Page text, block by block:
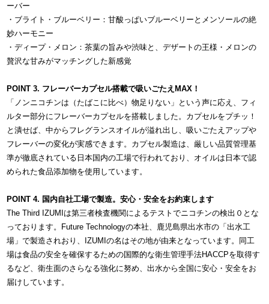
ーバー
・ブライト・ブルーベリー：甘酸っぱいブルーベリーとメンソールの絶
妙ハーモニー
・ディープ・メロン：茶葉の旨みや渋味と、デザートの王様・メロンの
贅沢な甘みがマッチングした新感覚
POINT 3. フレーバーカプセル搭載で吸いごたえMAX！
「ノンニコチンは（たばこに比べ）物足りない」という声に応え、フィ
ルター部分にフレーバーカプセルを搭載しました。カプセルをプチッ！
と潰せば、中からフレグランスオイルが溢れ出し、吸いごたえアップや
フレーバーの変化が実感できます。カプセル製造は、厳しい品質管理基
準が徹底されている日本国内の工場で行われており、オイルは日本で認
められた食品添加物を使用しています。
POINT 4. 国内自社工場で製造。安心・安全をお約束します
The Third IZUMIは第三者検査機関によるテストでニコチンの検出０とな
っております。Future Technologyの本社、鹿児島県出水市の「出水工
場」で製造されおり、IZUMIの名はその地が由来となっています。同工
場は食品の安全を確保するための国際的な衛生管理手法HACCPを取得す
るなど、衛生面のさらなる強化に努め、出水から全国に安心・安全をお
届けしています。